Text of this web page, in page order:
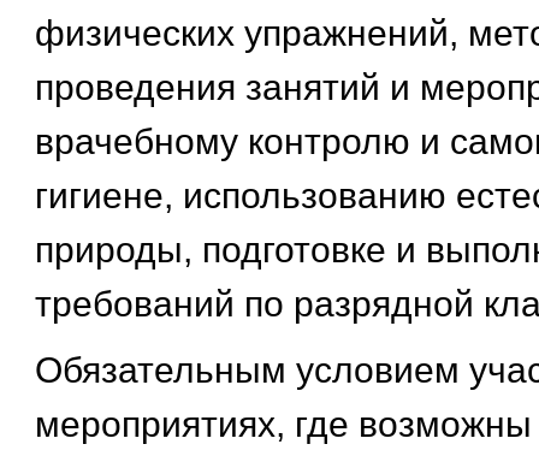
физических упражнений,
проведения занятий и
врачебному контролю и
гигиене, использованию
природы, подготовке и
требований по разрядной
Обязательным условием
мероприятиях, где